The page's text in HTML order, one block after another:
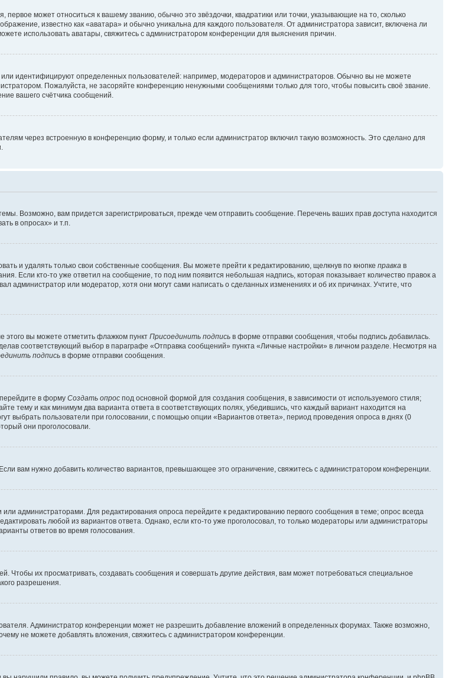
может относиться к вашему званию, обычно это звёздочки, квадратики или точки, указывающие на то, сколько
известно как «аватара» и обычно уникальна для каждого пользователя. От администратора зависит, включена ли
использовать аватары, свяжитесь с администратором конференции для выяснения причин.
идентифицируют определенных пользователей: например, модераторов и администраторов. Обычно вы не можете
Пожалуйста, не засоряйте конференцию ненужными сообщениями только для того, чтобы повысить своё звание.
вашего счётчика сообщений.
через встроенную в конференцию форму, и только если администратор включил такую возможность. Это сделано для
Возможно, вам придется зарегистрироваться, прежде чем отправить сообщение. Перечень ваших прав доступа находится
в опросах» и т.п.
и удалять только свои собственные сообщения. Вы можете прейти к редактированию, щелкнув по кнопке правка в
Если кто-то уже ответил на сообщение, то под ним появится небольшая надпись, которая показывает количество правок а
администратор или модератор, хотя они могут сами написать о сделанных изменениях и об их причинах. Учтите, что
этого вы можете отметить флажком пункт Присоединить подпись в форме отправки сообщения, чтобы подпись добавилась.
соответствующий выбор в параграфе «Отправка сообщений» пункта «Личные настройки» в личном разделе. Несмотря на
подпись в форме отправки сообщения.
в форму Создать опрос под основной формой для создания сообщения, в зависимости от используемого стиля;
тему и как минимум два варианта ответа в соответствующих полях, убедившись, что каждый вариант находится на
выбрать пользователи при голосовании, с помощью опции «Вариантов ответа», период проведения опроса в днях (0
они проголосовали.
вам нужно добавить количество вариантов, превышающее это ограничение, свяжитесь с администратором конференции.
администраторами. Для редактирования опроса перейдите к редактированию первого сообщения в теме; опрос всегда
любой из вариантов ответа. Однако, если кто-то уже проголосовал, то только модераторы или администраторы
ответов во время голосования.
их просматривать, создавать сообщения и совершать другие действия, вам может потребоваться специальное
разрешения.
Администратор конференции может не разрешить добавление вложений в определенных форумах. Также возможно,
не можете добавлять вложения, свяжитесь с администратором конференции.